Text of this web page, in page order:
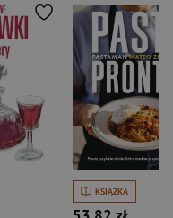
KSIĄŻKA